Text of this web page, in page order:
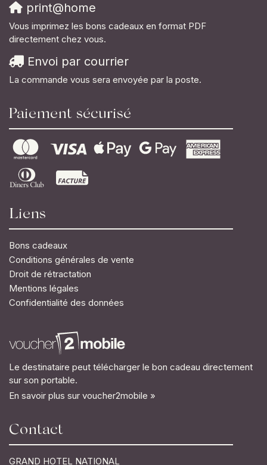
print@home
Vous imprimez les bons cadeaux en format PDF
directement chez vous.
Envoi par courrier
La commande vous sera envoyée par la poste.
Paiement sécurisé
Liens
Bons cadeaux
Conditions générales de vente
Droit de rétractation
Mentions légales
Confidentialité des données
Le destinataire peut télécharger le bon cadeau directement
sur son portable.
En savoir plus sur voucher2mobile »
Contact
GRAND HOTEL NATIONAL